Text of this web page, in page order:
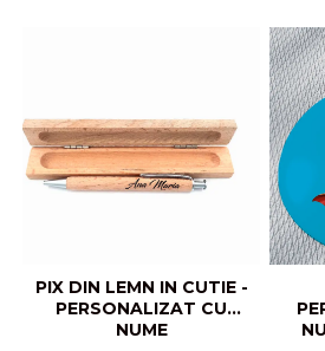
PIX DIN LEMN IN CUTIE -
PERSONALIZAT CU
NUME